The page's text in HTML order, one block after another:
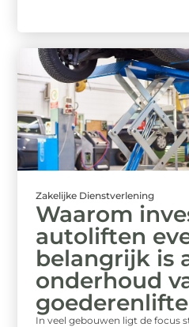
Zakelijke Dienstverlening
Waarom
autoliften
belangrijk is
onderhoud
In veel gebouwen ligt de focus